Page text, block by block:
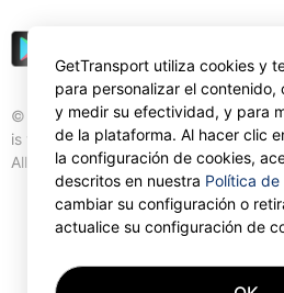
© Gettransport International Limited.
is trademark of Gettransport
All rights reserved.
GetTransport utiliza cookies y
para personalizar el contenido,
y medir su efectividad, y para
de la plataforma. Al hacer clic
la configuración de cookies,
descritos en nuestra Política
cambiar su configuración o
actualice su configuración de